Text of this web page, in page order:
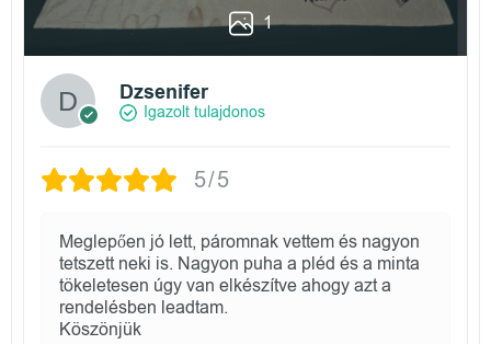
1
Dzsenifer
Igazolt tulajdonos
5/5
Meglepően jó lett, páromnak vettem és nagyon
tetszett neki is. Nagyon puha a pléd és a minta
tökeletesen úgy van elkészítve ahogy azt a
rendelésben leadtam.
Köszönjük